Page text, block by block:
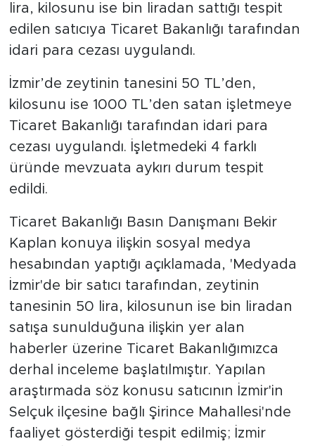
lira, kilosunu ise bin liradan sattığı tespit
edilen satıcıya Ticaret Bakanlığı tarafından
idari para cezası uygulandı.
İzmir’de zeytinin tanesini 50 TL’den,
kilosunu ise 1000 TL’den satan işletmeye
Ticaret Bakanlığı tarafından idari para
cezası uygulandı. İşletmedeki 4 farklı
üründe mevzuata aykırı durum tespit
edildi.
Ticaret Bakanlığı Basın Danışmanı Bekir
Kaplan konuya ilişkin sosyal medya
hesabından yaptığı açıklamada, 'Medyada
İzmir'de bir satıcı tarafından, zeytinin
tanesinin 50 lira, kilosunun ise bin liradan
satışa sunulduğuna ilişkin yer alan
haberler üzerine Ticaret Bakanlığımızca
derhal inceleme başlatılmıştır. Yapılan
araştırmada söz konusu satıcının İzmir'in
Selçuk ilçesine bağlı Şirince Mahallesi'nde
faaliyet gösterdiği tespit edilmiş; İzmir